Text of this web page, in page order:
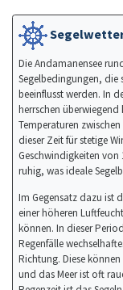
Die Andamanensee
Segelbedingungen, die
beeinflusst werden. In
herrschen
Temperaturen
dieser Zeit für stetige
Geschwindigkeiten von
ruhig, was ideale
Im Gegensatz dazu ist
einer höheren
können. In dieser
Regenfälle
Richtung. Diese
und das Meer ist oft